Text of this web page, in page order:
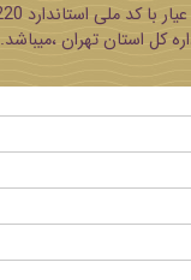
کل استان تهران ،میباشد.